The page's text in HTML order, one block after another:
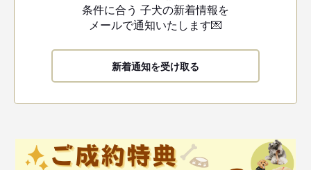
条件に合う 子犬の新着情報を
メールで通知いたします💌
新着通知を受け取る